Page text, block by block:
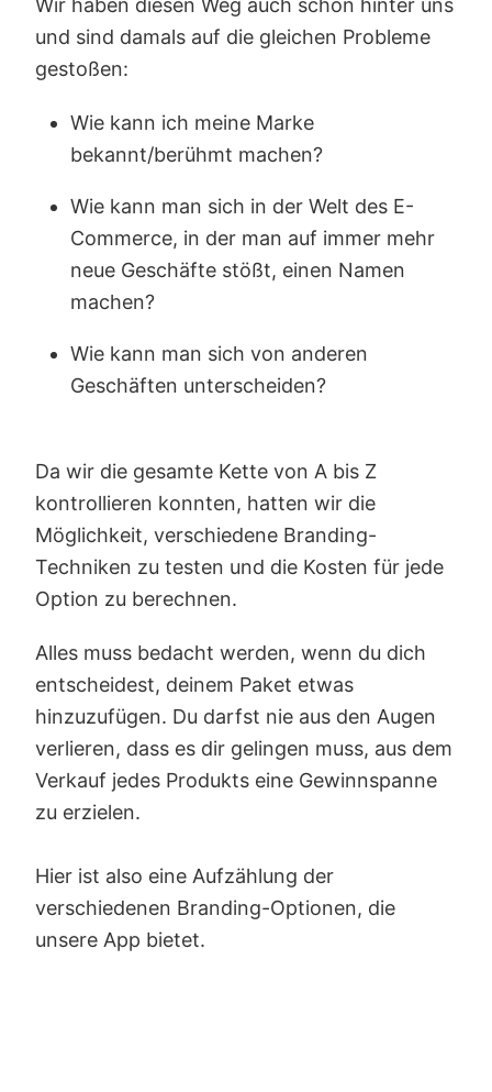
und sind damals auf die gleichen Probleme
gestoßen:
Wie kann ich meine Marke
bekannt/berühmt machen?
Wie kann man sich in der Welt des E-
Commerce, in der man auf immer mehr
neue Geschäfte stößt, einen Namen
machen?
Wie kann man sich von anderen
Geschäften unterscheiden?
Da wir die gesamte Kette von A bis Z
kontrollieren konnten, hatten wir die
Möglichkeit, verschiedene Branding-
Techniken zu testen und die Kosten für jede
Option zu berechnen.
Alles muss bedacht werden, wenn du dich
entscheidest, deinem Paket etwas
hinzuzufügen. Du darfst nie aus den Augen
verlieren, dass es dir gelingen muss, aus dem
Verkauf jedes Produkts eine Gewinnspanne
zu erzielen.
Hier ist also eine Aufzählung der
verschiedenen Branding-Optionen, die
unsere App bietet.